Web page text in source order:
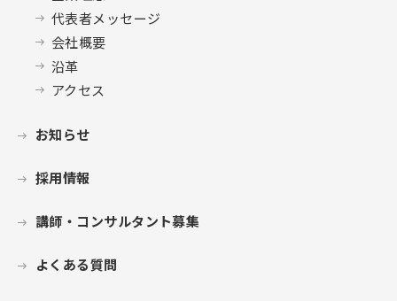
代表者メッセージ
会社概要
沿革
アクセス
お知らせ
採用情報
講師・コンサルタント募集
よくある質問